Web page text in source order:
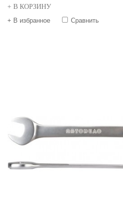
+ В КОРЗИНУ
+ В избранное
Сравнить